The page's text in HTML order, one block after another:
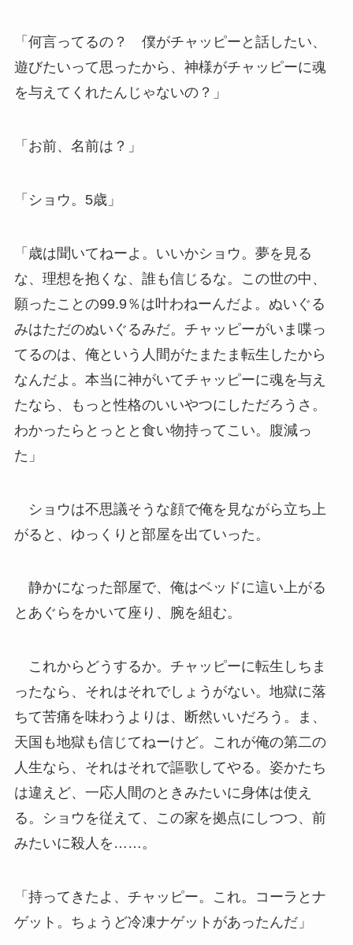
「何言ってるの？ 僕がチャッピーと話したい、
遊びたいって思ったから、神様がチャッピーに魂
を与えてくれたんじゃないの？」
「お前、名前は？」
「ショウ。5歳」
「歳は聞いてねーよ。いいかショウ。夢を見る
な、理想を抱くな、誰も信じるな。この世の中、
願ったことの99.9％は叶わねーんだよ。ぬいぐる
みはただのぬいぐるみだ。チャッピーがいま喋っ
てるのは、俺という人間がたまたま転生したから
なんだよ。本当に神がいてチャッピーに魂を与え
たなら、もっと性格のいいやつにしただろうさ。
わかったらとっとと食い物持ってこい。腹減っ
た」
ショウは不思議そうな顔で俺を見ながら立ち上
がると、ゆっくりと部屋を出ていった。
静かになった部屋で、俺はベッドに這い上がる
とあぐらをかいて座り、腕を組む。
これからどうするか。チャッピーに転生しちま
ったなら、それはそれでしょうがない。地獄に落
ちて苦痛を味わうよりは、断然いいだろう。ま、
天国も地獄も信じてねーけど。これが俺の第二の
人生なら、それはそれで謳歌してやる。姿かたち
は違えど、一応人間のときみたいに身体は使え
る。ショウを従えて、この家を拠点にしつつ、前
みたいに殺人を……。
「持ってきたよ、チャッピー。これ。コーラとナ
ゲット。ちょうど冷凍ナゲットがあったんだ」